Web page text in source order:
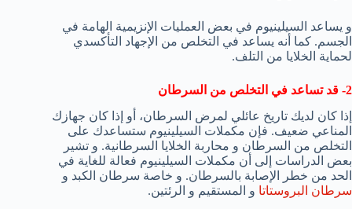
و يساعد السيلينيوم في بعض العمليات الإنزيمية الهامة في
الجسم. كما أنه يساعد في التخلص من الإجهاد التأكسدي
لحماية الخلايا من التلف.
2- قد تساعد في التخلص من السرطان
إذا كان لديك تاريخ عائلي لمرض السرطان، أو إذا كان جهازك
المناعي ضعيف. فإن مكملات السيلينيوم ستساعدك على
التخلص من السرطان و محاربة الخلايا السرطانية. و تشير
بعض الدراسات إلى أن مكملات السيلينيوم فعالة للغاية في
الحد من خطر الإصابة بالسرطان. و خاصة سرطان الكبد و
سرطان البروستاتا و المستقيم و الرئتين.